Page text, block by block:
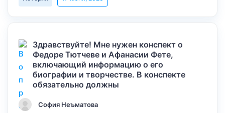
Здравствуйте! Мне нужен конспект о
Федоре Тютчеве и Афанасии Фете,
включающий информацию о его
биографии и творчестве. В конспекте
обязательно должны
София Неъматова